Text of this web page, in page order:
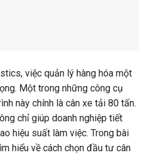
việc quản lý hàng hóa một
Một trong những công cụ
này chính là cân xe tải 80 tấn.
chỉ giúp doanh nghiệp tiết
hiệu suất làm việc. Trong bài
hiểu về cách chọn đầu tư cân